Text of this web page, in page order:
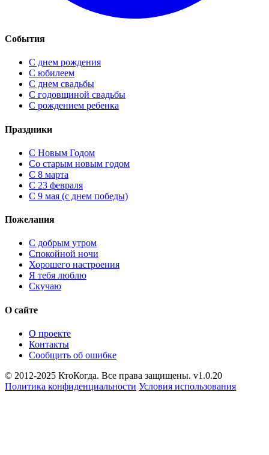
События
С днем рождения
С юбилеем
С днем свадьбы
С годовщиной свадьбы
С рождением ребенка
Праздники
C Новым Годом
Cо старым новым годом
С 8 марта
С 23 февраля
С 9 мая (с днем победы)
Пожелания
С добрым утром
Спокойной ночи
Хорошего настроения
Я тебя люблю
Скучаю
О сайте
О проекте
Контакты
Сообщить об ошибке
© 2012-2025 КтоКогда. Все права защищены. v1.0.20
Политика конфиденциальности Условия использования